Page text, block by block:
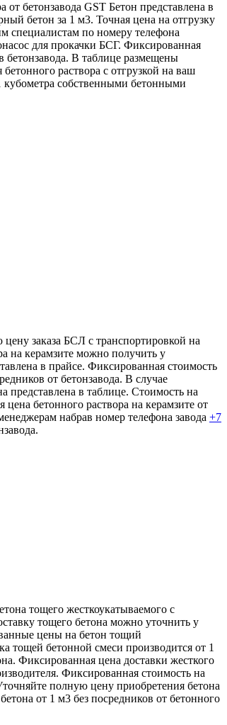
бетонзавода GST Бетон представлена в
бетон за 1 м3. Точная цена на отгрузку
специалистам по номеру телефона
для прокачки БСГ. Фиксированная
бетонзавода. В таблице размещены
раствора с отгрузкой на ваш
кубометра собственными бетонными
заказа БСЛ с транспортировкой на
на керамзите можно получить у
в прайсе. Фиксированная стоимость
от бетонзавода. В случае
представлена в таблице. Стоимость на
бетонного раствора на керамзите от
набрав номер телефона завода +7
тощего жесткоукатываемого с
тощего бетона можно уточнить у
цены на бетон тощий
тощей бетонной смеси производится от 1
Фиксированная цена доставки жесткого
Фиксированная стоимость на
полную цену приобретения бетона
от 1 м3 без посредников от бетонного